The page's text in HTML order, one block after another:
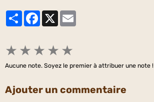
PartagerFacebook
★ ★ ★ ★ ★
Aucune note. Soyez le premier à attribuer une note !
Ajouter un commentaire